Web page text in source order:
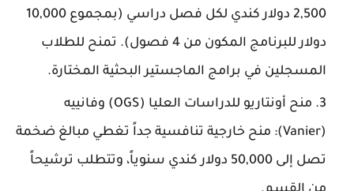
2,500 دولار كندي لكل فصل دراسي (بمجموع 10,000
دولار للبرنامج المكون من 4 فصول). تمنح للطلاب
المسجلين في برامج الماجستير البحثية المختارة.
منح أونتاريو للدراسات العليا (OGS) وفانييه
(Vanier): منح خارجية تنافسية جداً تغطي مبالغ ضخمة
تصل إلى 50,000 دولار كندي سنوياً، وتتطلب ترشيحاً